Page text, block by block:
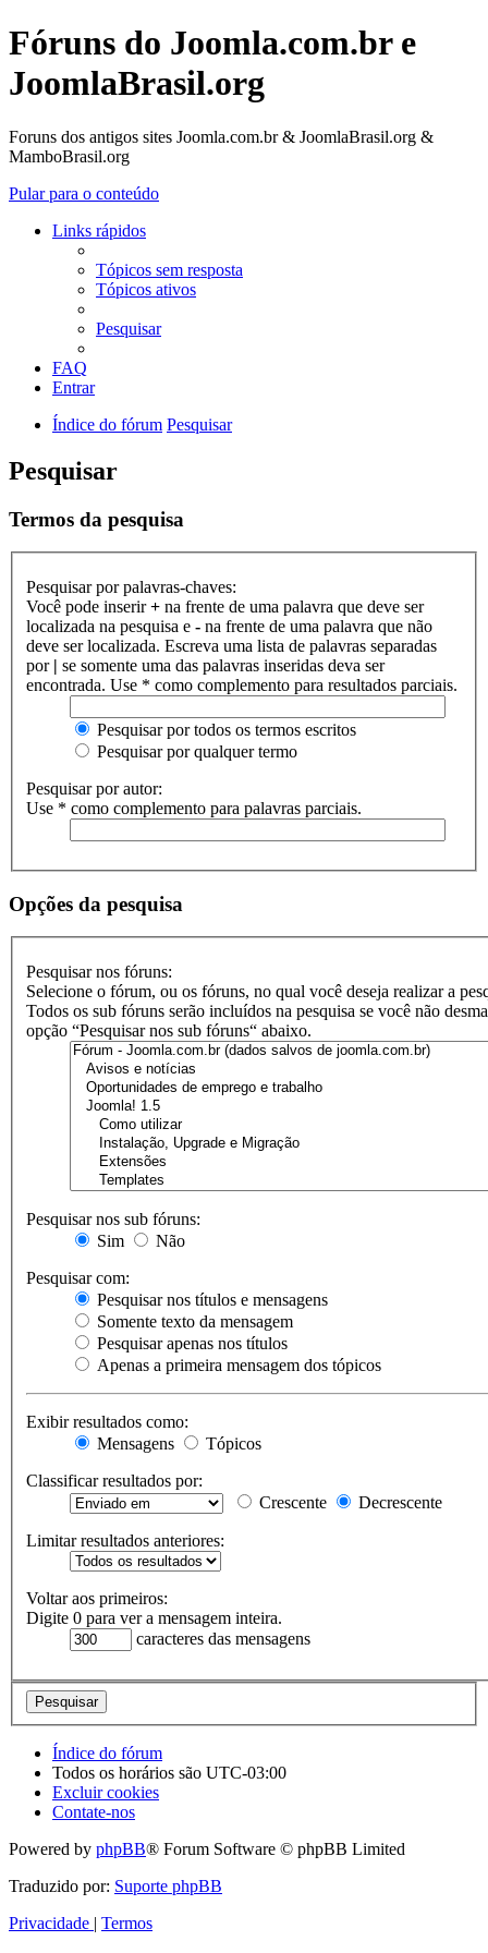
Fóruns do Joomla.com.br e
JoomlaBrasil.org
Foruns dos antigos sites Joomla.com.br & JoomlaBrasil.org &
MamboBrasil.org
Pular para o conteúdo
Links rápidos
Tópicos sem resposta
Tópicos ativos
Pesquisar
FAQ
Entrar
Índice do fórum Pesquisar
Pesquisar
Termos da pesquisa
Pesquisar por palavras-chaves:
Você pode inserir+ na frente de uma palavra que deve ser
localizada na pesquisa e - na frente de uma palavra que não
deve ser localizada. Escreva uma lista de palavras separadas
por | se somente uma das palavras inseridas deva ser
encontrada. Use * como complemento para resultados parciais.
Pesquisar por todos os termos escritos
Pesquisar por qualquer termo
Pesquisar por autor:
Use * como complemento para palavras parciais.
Opções da pesquisa
Pesquisar nos fóruns:
Selecione o fórum, ou os fóruns, no qual você deseja realizar a
Todos os sub fóruns serão incluídos na pesquisa se você não
opção “Pesquisar nos sub fóruns“ abaixo.
Pesquisar nos sub fóruns:
Sim
Não
Pesquisar com:
Pesquisar nos títulos e mensagens
Somente texto da mensagem
Pesquisar apenas nos títulos
Apenas a primeira mensagem dos tópicos
Exibir resultados como:
Mensagens
Tópicos
Classificar resultados por:
Crescente
Decrescente
Limitar resultados anteriores:
Voltar aos primeiros:
Digite 0 para ver a mensagem inteira.
caracteres das mensagens
Índice do fórum
Todos os horários são UTC-03:00
Excluir cookies
Contate-nos
Powered by phpBB® Forum Software © phpBB Limited
Traduzido por: Suporte phpBB
Privacidade | Termos